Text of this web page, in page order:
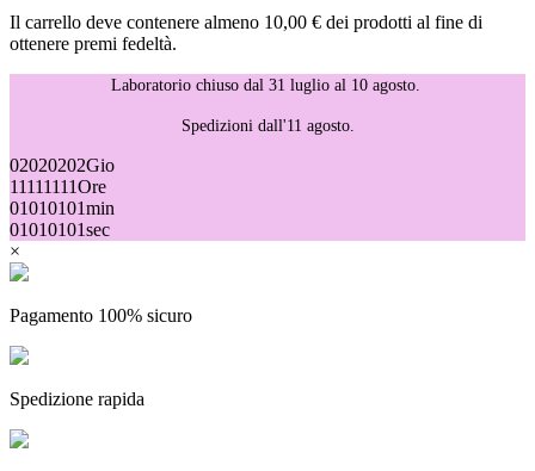
Il carrello deve contenere almeno 10,00 € dei prodotti al fine di
ottenere premi fedeltà.
Laboratorio chiuso dal 31 luglio al 10 agosto.
Spedizioni dall'11 agosto.
02020202Gio
11111111Ore
01010101min
01010101sec
×
Pagamento 100% sicuro
Spedizione rapida